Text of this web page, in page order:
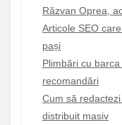
Răzvan Oprea,
Articole SEO
pași
Plimbări cu
recomandări
Cum să
distribuit masiv